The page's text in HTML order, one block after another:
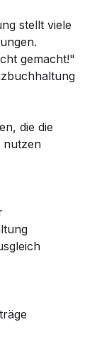
stellt viele
gemacht!"
die die
nutzen